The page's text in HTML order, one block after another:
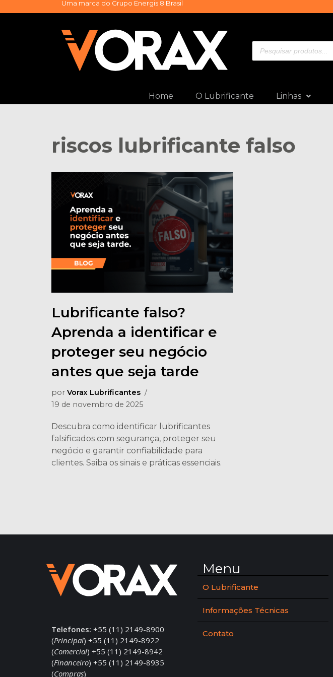
Uma marca do Grupo Energis 8 Brasil
Home O Lubrificante Linhas
riscos lubrificante falso
Lubrificante falso?
Aprenda a identificar e
proteger seu negócio
antes que seja tarde
por Vorax Lubrificantes
19 de novembro de 2025
Descubra como identificar lubrificantes
falsificados com segurança, proteger seu
negócio e garantir confiabilidade para
clientes. Saiba os sinais e práticas essenciais.
Telefones: +55 (11) 2149-8900
(Principal) +55 (11) 2149-8922
(Comercial) +55 (11) 2149-8942
(Financeiro) +55 (11) 2149-8935
(Compras)
Menu
O Lubrificante
Informações Técnicas
Contato